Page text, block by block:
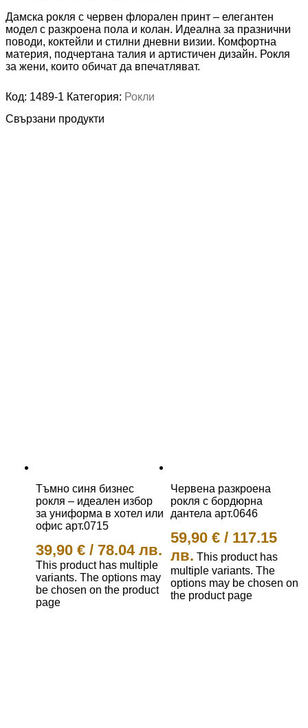
Дамска рокля с червен флорален принт – елегантен
модел с разкроена пола и колан. Идеална за празнични
поводи, коктейли и стилни дневни визии. Комфортна
материя, подчертана талия и артистичен дизайн. Рокля
за жени, които обичат да впечатляват.
Код: 1489-1 Категория: Рокли
Свързани продукти
Тъмно синя бизнес
рокля – идеален избор
за униформа в хотел или
офис арт.0715
39,90 € / 78.04 лв.
This product has multiple
variants. The options may
be chosen on the product
page
Червена разкроена
рокля с бордюрна
дантела арт.0646
59,90 € / 117.15
лв. This product has
multiple variants. The
options may be chosen on
the product page